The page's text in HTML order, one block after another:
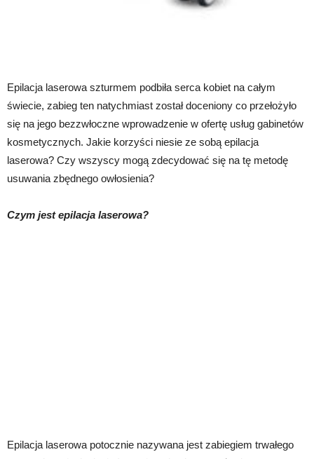
Epilacja laserowa szturmem podbiła serca kobiet na całym
świecie, zabieg ten natychmiast został doceniony co przełożyło
się na jego bezzwłoczne wprowadzenie w ofertę usług gabinetów
kosmetycznych. Jakie korzyści niesie ze sobą epilacja
laserowa? Czy wszyscy mogą zdecydować się na tę metodę
usuwania zbędnego owłosienia?
Czym jest epilacja laserowa?
Epilacja laserowa potocznie nazywana jest zabiegiem trwałego